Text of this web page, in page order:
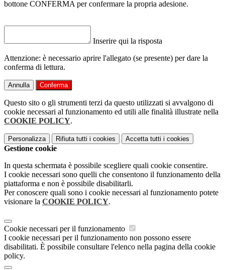
bottone CONFERMA per confermare la propria adesione.
Inserire qui la risposta
Attenzione: è necessario aprire l'allegato (se presente) per dare la
conferma di lettura.
Annulla Conferma
Questo sito o gli strumenti terzi da questo utilizzati si avvalgono di
cookie necessari al funzionamento ed utili alle finalità illustrate nella
COOKIE POLICY.
Personalizza Rifiuta tutti i cookies Accetta tutti i cookies
Gestione cookie
In questa schermata è possibile scegliere quali cookie consentire.
I cookie necessari sono quelli che consentono il funzionamento della
piattaforma e non è possibile disabilitarli.
Per conoscere quali sono i cookie necessari al funzionamento potete
visionare la COOKIE POLICY.
Cookie necessari per il funzionamento
I cookie necessari per il funzionamento non possono essere
disabilitati. È possibile consultare l'elenco nella pagina della cookie
policy.